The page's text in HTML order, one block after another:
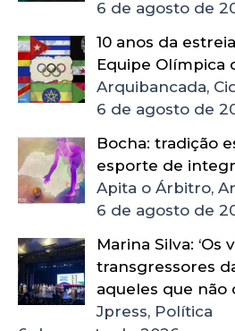
6 de agosto de
10 anos da
Equipe Olímpica
Arquibancada,
6 de agosto de
Bocha: tradição
esporte de
Apita o Árbitro,
6 de agosto de
Marina Silva: ‘Os
transgressores
aqueles que não
Jpress, Política